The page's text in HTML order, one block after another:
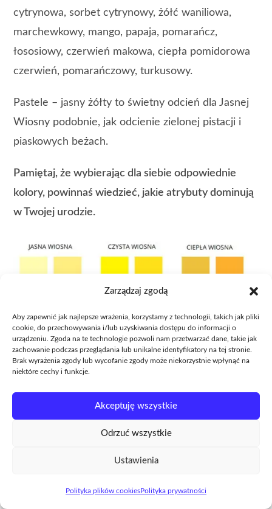
Zarządzaj zgodą
Aby zapewnić jak najlepsze wrażenia, korzystamy z technologii, takich jak pliki
cookie, do przechowywania i/lub uzyskiwania dostępu do informacji o
urządzeniu. Zgoda na te technologie pozwoli nam przetwarzać dane, takie jak
zachowanie podczas przeglądania lub unikalne identyfikatory na tej stronie.
Brak wyrażenia zgody lub wycofanie zgody może niekorzystnie wpłynąć na
niektóre cechy i funkcje.
Akceptuję wszystkie
Odrzuć wszystkie
Ustawienia
Polityka plików cookiesPolityka prywatności
cytrynowa, sorbet cytrynowy, żółć waniliowa,
marchewkowy, mango, papaja, pomarańcz,
łososiowy, czerwień makowa, ciepła pomidorowa
czerwień, pomarańczowy, turkusowy.
Pastele – jasny żółty to świetny odcień dla Jasnej
Wiosny podobnie, jak odcienie zielonej pistacji i
piaskowych beżach.
Pamiętaj, że wybierając dla siebie odpowiednie
kolory, powinnaś wiedzieć, jakie atrybuty dominują
w Twojej urodzie.
MOŻE CI SIĘ SPODOBAĆ RÓWNIEŻ